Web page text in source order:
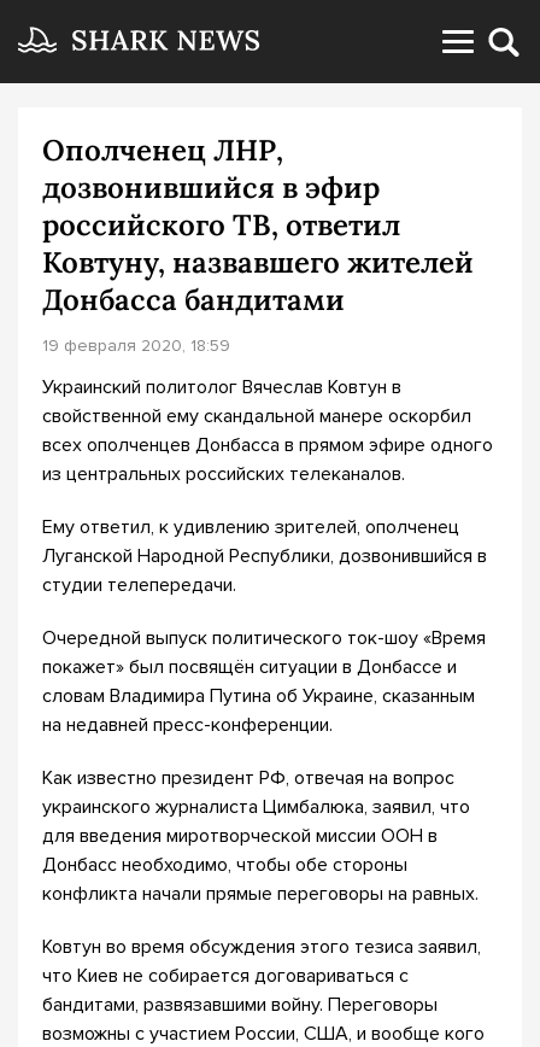
Ополченец ЛНР,
дозвонившийся в эфир
российского ТВ, ответил
Ковтуну, назвавшего жителей
Донбасса бандитами
19 февраля 2020, 18:59
Украинский политолог Вячеслав Ковтун в
свойственной ему скандальной манере оскорбил
всех ополченцев Донбасса в прямом эфире одного
из центральных российских телеканалов.
Ему ответил, к удивлению зрителей, ополченец
Луганской Народной Республики, дозвонившийся в
студии телепередачи.
Очередной выпуск политического ток-шоу «Время
покажет» был посвящён ситуации в Донбассе и
словам Владимира Путина об Украине, сказанным
на недавней пресс-конференции.
Как известно президент РФ, отвечая на вопрос
украинского журналиста Цимбалюка, заявил, что
для введения миротворческой миссии ООН в
Донбасс необходимо, чтобы обе стороны
конфликта начали прямые переговоры на равных.
Ковтун во время обсуждения этого тезиса заявил,
что Киев не собирается договариваться с
бандитами, развязавшими войну. Переговоры
возможны с участием России, США, и вообще кого